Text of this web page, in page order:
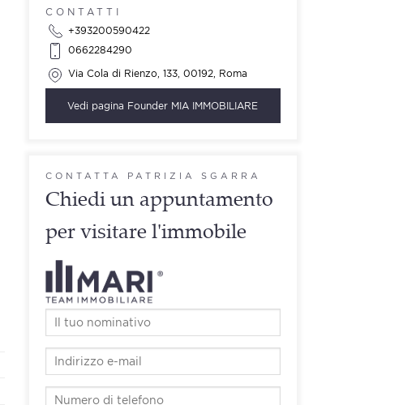
CONTATTI
+393200590422
0662284290
Via Cola di Rienzo, 133, 00192, Roma
Vedi pagina Founder MIA IMMOBILIARE
CONTATTA PATRIZIA SGARRA
Chiedi un appuntamento
per visitare l'immobile